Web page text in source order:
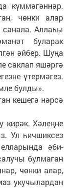
күммәгәннәр.
чөнки алар
Аллаһы
буларак
әйбер. Шуңа
саклап яшәргә
үтермәгез.
булды».
кешегә нәрсә
кирәк. Хәлеңне
Ул һичшиксез
әби-
булмаган
чөнки алар,
укучылардан